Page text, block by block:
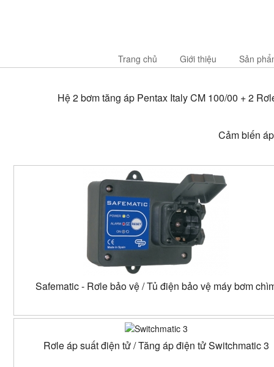
Trang chủ Giới thiệu Sản
Hệ 2 bơm tăng áp Pentax Italy CM 100/00 + 2
Cảm biến
Safematic - Rơle bảo vệ / Tủ điện bảo vệ máy bơm
Rơle áp suất điện tử / Tăng áp điện tử Switchmatic 3